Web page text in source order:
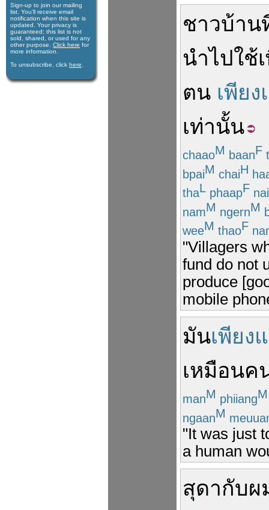
Sign-up to join our mail­ing
list. You'll receive e­mail
notification when this site is
updated. Your privacy is
guaran­teed; this list is not
sold, shared, or used for any
other purpose. Click here for
more infor­mation.
To unsubscribe, click here
ชาวบ้าน
นำไปใช้
ตน เพีย
เท่านั้น
chaaoM baanF
bpaiM chaiH
thaL phaapF nai
namM ngernM
weeM thaoF
"Villagers
fund do not
produce
mobile
มันเพียง
เหมือนค
manM phiiangM
ngaanM
"It was just
a human
สุดากับผ